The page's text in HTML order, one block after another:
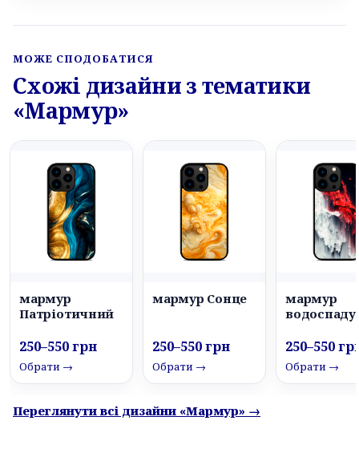
МОЖЕ СПОДОБАТИСЯ
Схожі дизайни з тематики
«Мармур»
мармур
Патріотичний
250–550 грн
Обрати →
мармур Сонце
250–550 грн
Обрати →
мармур
водоспаду
250–550
Обрати →
Переглянути всі дизайни «Мармур» →